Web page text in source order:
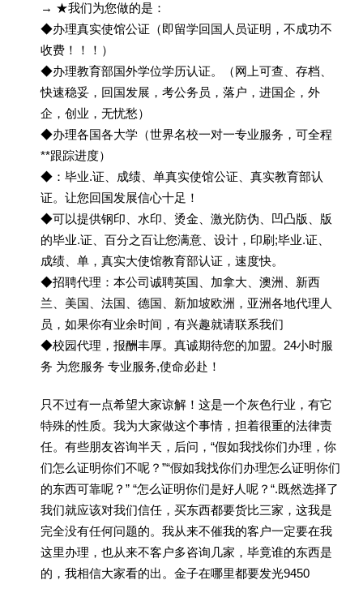
→ ★我们为您做的是：
◆办理真实使馆公证（即留学回国人员证明，不成功不
收费！！！）
◆办理教育部国外学位学历认证。（网上可查、存档、
快速稳妥，回国发展，考公务员，落户，进国企，外
企，创业，无忧愁）
◆办理各国各大学（世界名校一对一专业服务，可全程
**跟踪进度）
◆：毕业.证、成绩、单真实使馆公证、真实教育部认
证。让您回国发展信心十足！
◆可以提供钢印、水印、烫金、激光防伪、凹凸版、版
的毕业.证、百分之百让您满意、设计，印刷;毕业.证、
成绩、单，真实大使馆教育部认证，速度快。
◆招聘代理：本公司诚聘英国、加拿大、澳洲、新西
兰、美国、法国、德国、新加坡欧洲，亚洲各地代理人
员，如果你有业余时间，有兴趣就请联系我们
◆校园代理，报酬丰厚。真诚期待您的加盟。24小时服
务 为您服务 专业服务,使命必赴！
只不过有一点希望大家谅解！这是一个灰色行业，有它
特殊的性质。我为大家做这个事情，担着很重的法律责
任。有些朋友咨询半天，后问，“假如我找你们办理，你
们怎么证明你们不呢？”“假如我找你们办理怎么证明你们
的东西可靠呢？” “怎么证明你们是好人呢？“.既然选择了
我们就应该对我们信任，买东西都要货比三家，这我是
完全没有任何问题的。我从来不催我的客户一定要在我
这里办理，也从来不客户多咨询几家，毕竟谁的东西是
的，我相信大家看的出。金子在哪里都要发光9450